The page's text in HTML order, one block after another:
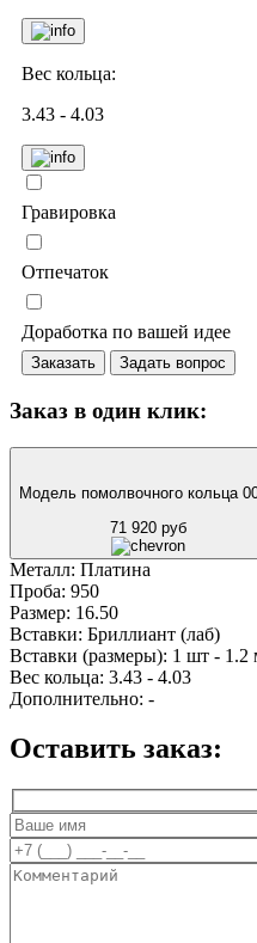
Вес кольца:
3.43 - 4.03
Гравировка
Отпечаток
Доработка по вашей идее
Заказать Задать вопрос
Заказ в один клик:
Модель помолвочного кольца
71 920 руб
Металл: Платина
Проба: 950
Размер: 16.50
Вставки: Бриллиант (лаб)
Вставки (размеры): 1 шт - 1.2
Вес кольца: 3.43 - 4.03
Дополнительно: -
Оставить заказ: